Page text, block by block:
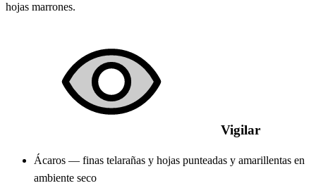
hojas marrones.
Vigilar
Ácaros — finas telarañas y hojas punteadas y amarillentas en
ambiente seco